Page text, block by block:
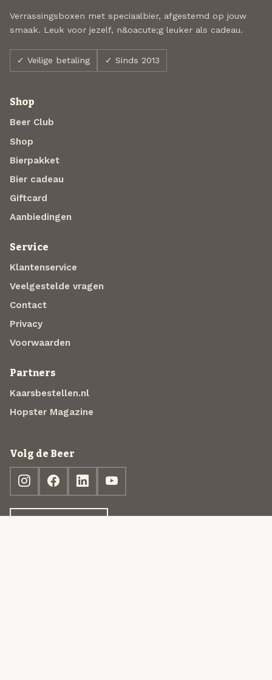
Verrassingsboxen met speciaalbier, afgestemd op jouw
smaak. Leuk voor jezelf, n&oacute;g leuker als cadeau.
✓ Veilige betaling ✓ Sinds 2013
Shop
Beer Club
Shop
Bierpakket
Bier cadeau
Giftcard
Aanbiedingen
Service
Klantenservice
Veelgestelde vragen
Contact
Privacy
Voorwaarden
Partners
Kaarsbestellen.nl
Hopster Magazine
Volg de Beer